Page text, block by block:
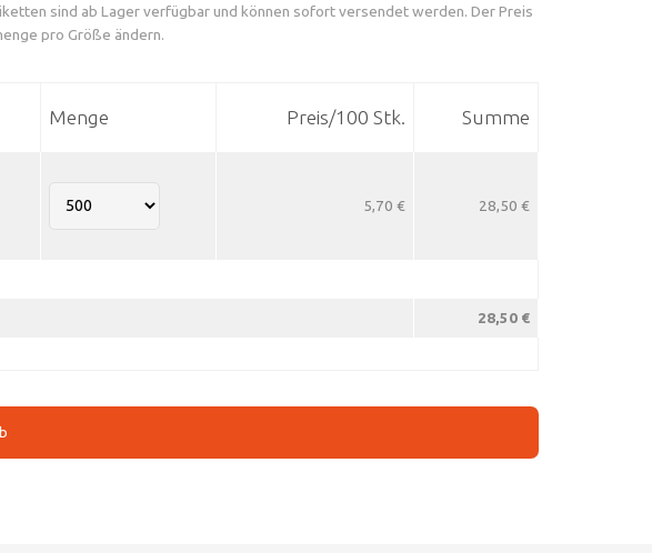
sind ab Lager verfügbar und können sofort versendet werden. Der Preis
pro Größe ändern.
Menge Preis/100 Stk. Summe
5,70 € 28,50 €
28,50 €